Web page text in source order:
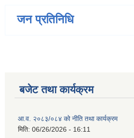
जन प्रतिनिधि
बजेट तथा कार्यक्रम
आ.व. २०८३/०८४ को नीति तथा कार्यक्रम
मिति: 06/26/2026 - 16:11